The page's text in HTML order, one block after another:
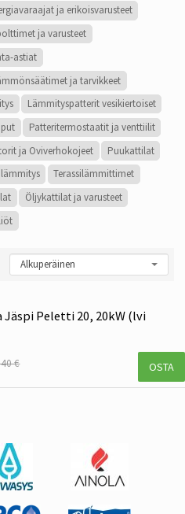
ja erikoisvarusteet
ja varusteet
astiat
ja tarvikkeet
Lämmityspatterit vesikiertoiset
Patteritermostaatit ja venttiilit
ja Oviverhokojeet
Puukattilat
Terassilämmittimet
Öljykattilat ja varusteet
Peletti 20, 20kW (lvi
€ OSTA